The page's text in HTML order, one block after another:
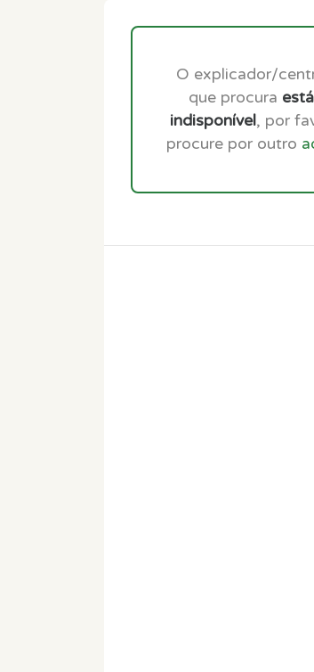
O explicador/
que procura está
indisponível, por
procure por outro